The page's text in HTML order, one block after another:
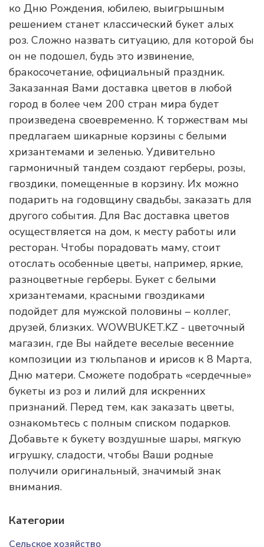
ко Дню Рождения, юбилею, выигрышным
решением станет классический букет алых
роз. Сложно назвать ситуацию, для которой бы
он не подошел, будь это извинение,
бракосочетание, официальный праздник.
Заказанная Вами доставка цветов в любой
город в более чем 200 стран мира будет
произведена своевременно. К торжествам мы
предлагаем шикарные корзины с белыми
хризантемами и зеленью. Удивительно
гармоничный тандем создают герберы, розы,
гвоздики, помещенные в корзину. Их можно
подарить на годовщину свадьбы, заказать для
другого события. Для Вас доставка цветов
осуществляется на дом, к месту работы или
ресторан. Чтобы порадовать маму, стоит
отослать особенные цветы, например, яркие,
разноцветные герберы. Букет с белыми
хризантемами, красными гвоздиками
подойдет для мужской половины – коллег,
друзей, близких. WOWBUKET.KZ - цветочный
магазин, где Вы найдете веселые весенние
композиции из тюльпанов и ирисов к 8 Марта,
Дню матери. Сможете подобрать «сердечные»
букеты из роз и лилий для искренних
признаний. Перед тем, как заказать цветы,
ознакомьтесь с полным списком подарков.
Добавьте к букету воздушные шары, мягкую
игрушку, сладости, чтобы Ваши родные
получили оригинальный, значимый знак
внимания.
Категории
Сельское хозяйство